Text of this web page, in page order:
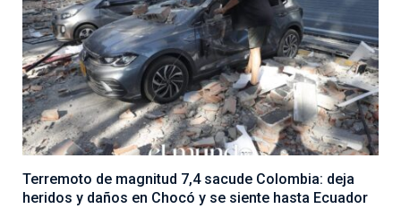
Terremoto de magnitud 7,4 sacude Colombia: deja
heridos y daños en Chocó y se siente hasta Ecuador